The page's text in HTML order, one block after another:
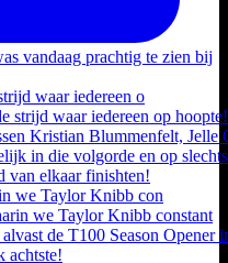
waar iedereen o
we Taylor Knibb con